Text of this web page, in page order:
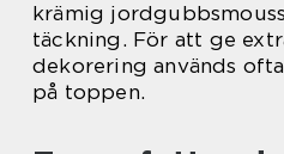
krämig
täckning. För att ge
dekorering används
på toppen.